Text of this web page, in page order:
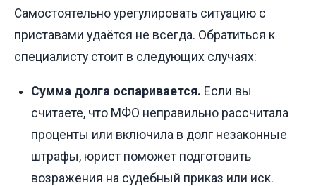
Самостоятельно урегулировать ситуацию с
приставами удаётся не всегда. Обратиться к
специалисту стоит в следующих случаях:
Сумма долга оспаривается. Если вы
считаете, что МФО неправильно рассчитала
проценты или включила в долг незаконные
штрафы, юрист поможет подготовить
возражения на судебный приказ или иск.